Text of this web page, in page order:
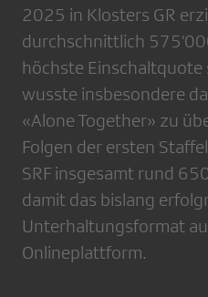
2025 in Klosters GR
durchschnittlich
höchste
wusste insbesondere
«Alone Together» zu
Folgen der ersten
SRF insgesamt rund
damit das bislang
Unterhaltungsformat
Onlineplattform.